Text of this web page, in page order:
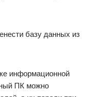
информационной
ПК можно